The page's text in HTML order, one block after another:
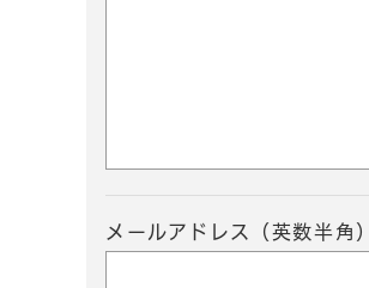
メールアドレス（英数半角）